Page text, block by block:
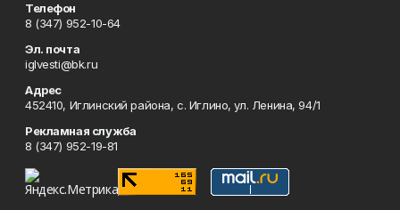
Телефон
8 (347) 952-10-64
Эл. почта
iglvesti@bk.ru
Адрес
452410, Иглинский района, с. Иглино, ул. Ленина, 94/1
Рекламная служба
8 (347) 952-19-81